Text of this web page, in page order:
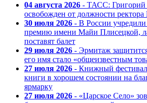
04 августа 2026 - ТАСС: Григорий
освобожден от должности
30 июля 2026 - В России
премию имени Майи Плисецкой,
поставят балет
29 июля 2026 - Эрмитаж
его имя стало «общеизвестным
27 июля 2026 - Книжный
книги в хорошем состоянии на
ярмарку
27 июля 2026 - «Царское Село»